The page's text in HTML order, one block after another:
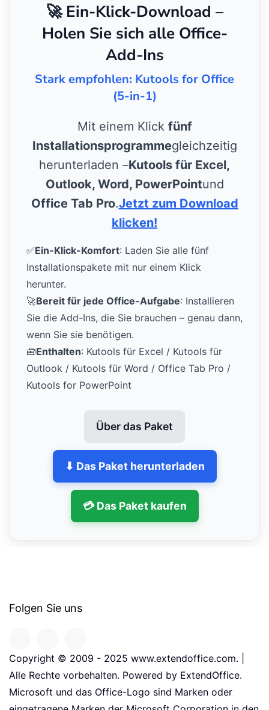
🚀 Ein-Klick-Download –
Holen Sie sich alle Office-
Add-Ins
Stark empfohlen: Kutools for Office
(5-in-1)
Mit einem Klick fünf
Installationsprogrammegleichzeitig
herunterladen –Kutools für Excel,
Outlook, Word, PowerPointund
Office Tab Pro.Jetzt zum Download
klicken!
✅Ein-Klick-Komfort: Laden Sie alle fünf
Installationspakete mit nur einem Klick
herunter.
🚀Bereit für jede Office-Aufgabe: Installieren
Sie die Add-Ins, die Sie brauchen – genau dann,
wenn Sie sie benötigen.
🧰Enthalten: Kutools für Excel / Kutools für
Outlook / Kutools für Word / Office Tab Pro /
Kutools for PowerPoint
Über das Paket
⬇ Das Paket herunterladen
💳 Das Paket kaufen
Folgen Sie uns
Copyright © 2009 - 2025 www.extendoffice.com. |
Alle Rechte vorbehalten. Powered by ExtendOffice.
Microsoft und das Office-Logo sind Marken oder